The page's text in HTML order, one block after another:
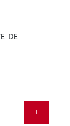
DE
+